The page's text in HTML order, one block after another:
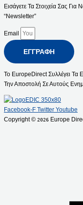
Εισάγετε Τα Στοιχεία Σας
“Newsletter”
Email
ΕΓΓΡΑΦΉ
Το EuropeDirect Συλλέγει Τα
Την Αποστολή Σε Αυτούς
Facebook-F Twitter Youtube
Copyright © 2026 Europe